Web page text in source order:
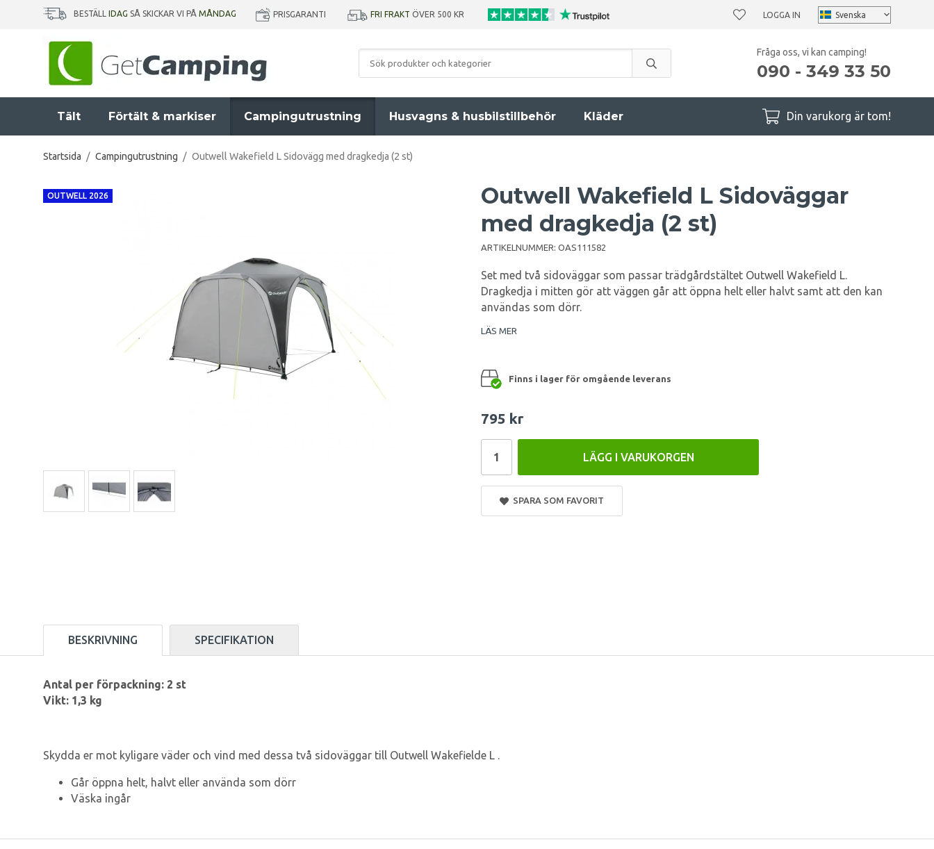
BESTÄLL IDAG SÅ SKICKAR VI PÅ MÅNDAG PRISGARANTI FRI FRAKT ÖVER 500 KR LOGGA IN
Fråga oss, vi kan camping!
090 - 349 33 50
Tält Förtält & markiser Campingutrustning Husvagns & husbilstillbehör Kläder Din varukorg är tom!
Startsida / Campingutrustning / Outwell Wakefield L Sidovägg med dragkedja (2 st)
OUTWELL 2026
Outwell Wakefield L Sidoväggar
med dragkedja (2 st)
ARTIKELNUMMER: OAS111582
Set med två sidoväggar som passar trädgårdstältet Outwell Wakefield L.
Dragkedja i mitten gör att väggen går att öppna helt eller halvt samt att den kan
användas som dörr.
LÄS MER
Finns i lager för omgående leverans
795 kr
LÄGG I VARUKORGEN
SPARA SOM FAVORIT
BESKRIVNING SPECIFIKATION
Antal per förpackning: 2 st
Vikt: 1,3 kg
Skydda er mot kyligare väder och vind med dessa två sidoväggar till Outwell Wakefielde L .
Går öppna helt, halvt eller använda som dörr
Väska ingår